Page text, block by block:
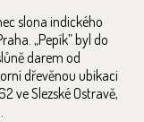
slona indického
„Pepík” byl do
darem od
dřevěnou ubikaci
ve Slezské Ostravě,